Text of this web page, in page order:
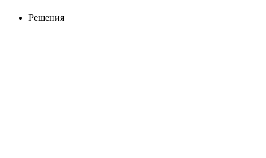
Решения